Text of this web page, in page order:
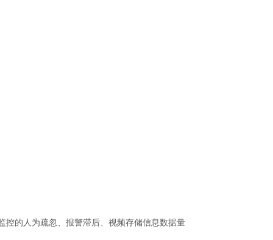
控的人为疏忽、报警滞后、视频存储信息数据量